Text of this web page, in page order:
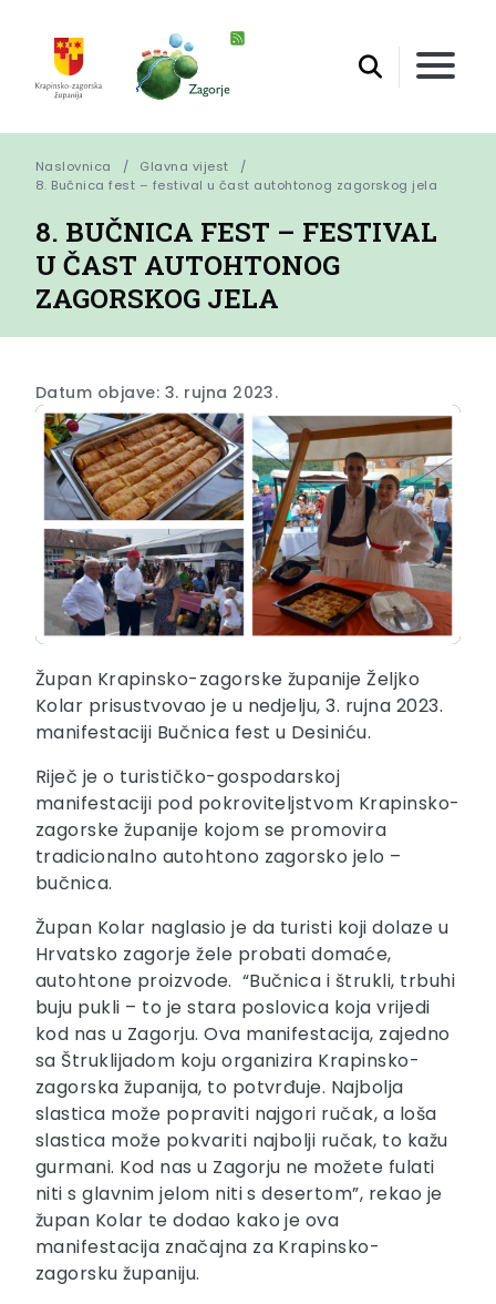
Naslovnica
Glavna vijest
8. Bučnica fest – festival u čast autohtonog zagorskog jela
8. BUČNICA FEST – FESTIVAL
U ČAST AUTOHTONOG
ZAGORSKOG JELA
Datum objave: 3. rujna 2023.
Župan Krapinsko-zagorske županije Željko
Kolar prisustvovao je u nedjelju, 3. rujna 2023.
manifestaciji Bučnica fest u Desiniću.
Riječ je o turističko-gospodarskoj
manifestaciji pod pokroviteljstvom Krapinsko-
zagorske županije kojom se promovira
tradicionalno autohtono zagorsko jelo –
bučnica.
Župan Kolar naglasio je da turisti koji dolaze u
Hrvatsko zagorje žele probati domaće,
autohtone proizvode. “Bučnica i štrukli, trbuhi
buju pukli – to je stara poslovica koja vrijedi
kod nas u Zagorju. Ova manifestacija, zajedno
sa Štruklijadom koju organizira Krapinsko-
zagorska županija, to potvrđuje. Najbolja
slastica može popraviti najgori ručak, a loša
slastica može pokvariti najbolji ručak, to kažu
gurmani. Kod nas u Zagorju ne možete fulati
niti s glavnim jelom niti s desertom”, rekao je
župan Kolar te dodao kako je ova
manifestacija značajna za Krapinsko-
zagorsku županiju.